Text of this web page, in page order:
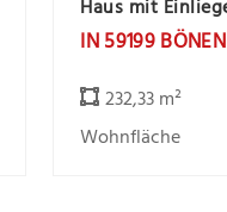
IN 59199 BÖNEN
232,33 m²
Wohnfläche